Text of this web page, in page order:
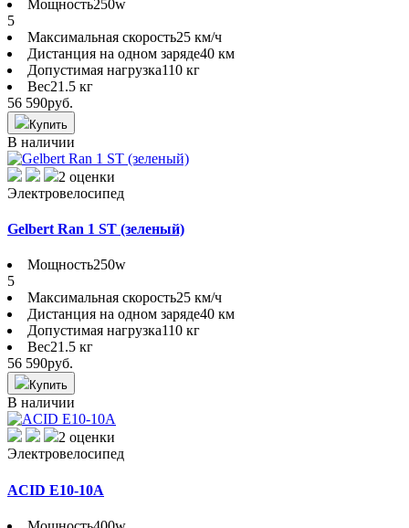
Мощность250w
5
Максимальная скорость25 км/ч
Дистанция на одном заряде40 км
Допустимая нагрузка110 кг
Вес21.5 кг
56 590руб.
Купить
В наличии
2 оценки
Электровелосипед
Gelbert Ran 1 ST (зеленый)
Мощность250w
5
Максимальная скорость25 км/ч
Дистанция на одном заряде40 км
Допустимая нагрузка110 кг
Вес21.5 кг
56 590руб.
Купить
В наличии
2 оценки
Электровелосипед
ACID E10-10A